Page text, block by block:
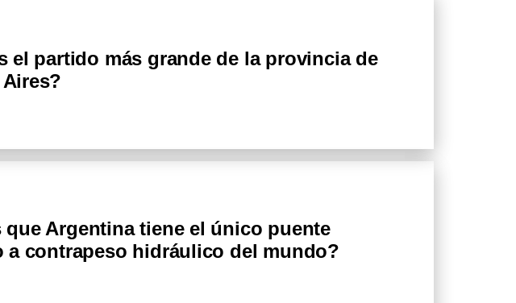
el partido más grande de la provincia de
que Argentina tiene el único puente
a contrapeso hidráulico del mundo?